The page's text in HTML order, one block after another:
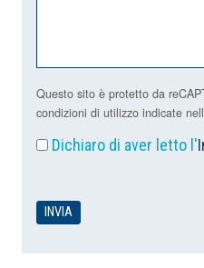
Questo sito è protetto da
condizioni di utilizzo indicate
Dichiaro di aver letto l'